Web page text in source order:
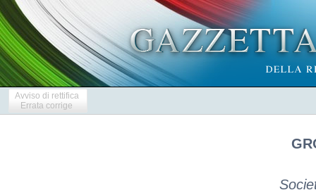
Avviso di rettifica
Errata corrige